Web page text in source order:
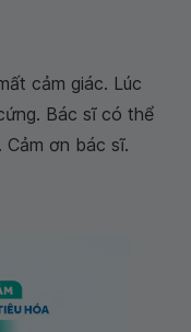
cảm giác. Lúc
Bác sĩ có thể
ơn bác sĩ.